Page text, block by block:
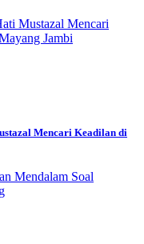
Mencari Keadilan di